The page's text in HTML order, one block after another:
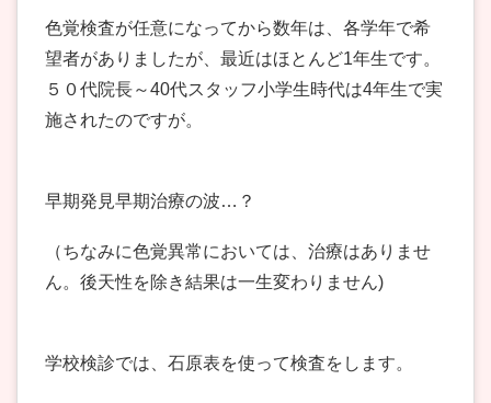
色覚検査が任意になってから数年は、各学年で希
望者がありましたが、最近はほとんど1年生です。
５０代院長～40代スタッフ小学生時代は4年生で実
施されたのですが。
早期発見早期治療の波…？
（ちなみに色覚異常においては、治療はありませ
ん。後天性を除き結果は一生変わりません)
学校検診では、石原表を使って検査をします。